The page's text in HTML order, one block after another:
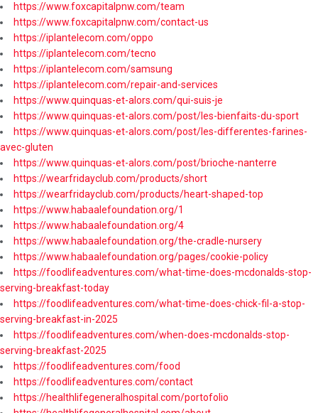
https://www.foxcapitalpnw.com/team
https://www.foxcapitalpnw.com/contact-us
https://iplantelecom.com/oppo
https://iplantelecom.com/tecno
https://iplantelecom.com/samsung
https://iplantelecom.com/repair-and-services
https://www.quinquas-et-alors.com/qui-suis-je
https://www.quinquas-et-alors.com/post/les-bienfaits-du-sport
https://www.quinquas-et-alors.com/post/les-differentes-farines-
avec-gluten
https://www.quinquas-et-alors.com/post/brioche-nanterre
https://wearfridayclub.com/products/short
https://wearfridayclub.com/products/heart-shaped-top
https://www.habaalefoundation.org/1
https://www.habaalefoundation.org/4
https://www.habaalefoundation.org/the-cradle-nursery
https://www.habaalefoundation.org/pages/cookie-policy
https://foodlifeadventures.com/what-time-does-mcdonalds-stop-
serving-breakfast-today
https://foodlifeadventures.com/what-time-does-chick-fil-a-stop-
serving-breakfast-in-2025
https://foodlifeadventures.com/when-does-mcdonalds-stop-
serving-breakfast-2025
https://foodlifeadventures.com/food
https://foodlifeadventures.com/contact
https://healthlifegeneralhospital.com/portofolio